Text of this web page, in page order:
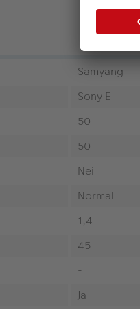
Samyang
Sony E
50
50
Nei
Normal
1,4
45
-
Ja